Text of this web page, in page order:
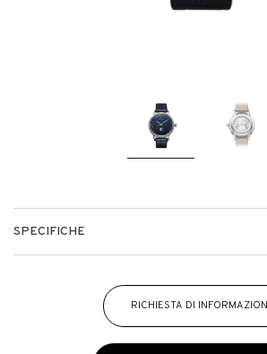
SPECIFICHE
RICHIESTA DI INFORMAZIONI